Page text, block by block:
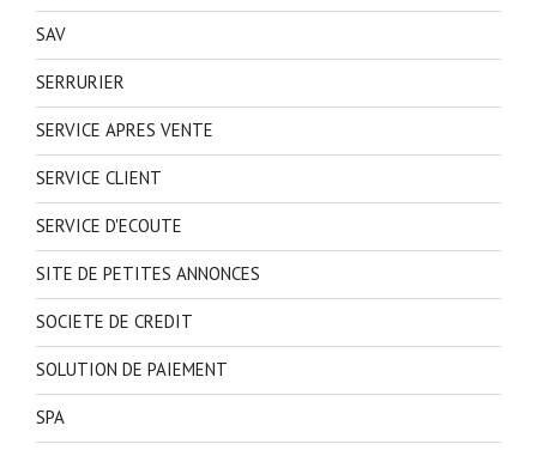
SAV
SERRURIER
SERVICE APRES VENTE
SERVICE CLIENT
SERVICE D'ECOUTE
SITE DE PETITES ANNONCES
SOCIETE DE CREDIT
SOLUTION DE PAIEMENT
SPA